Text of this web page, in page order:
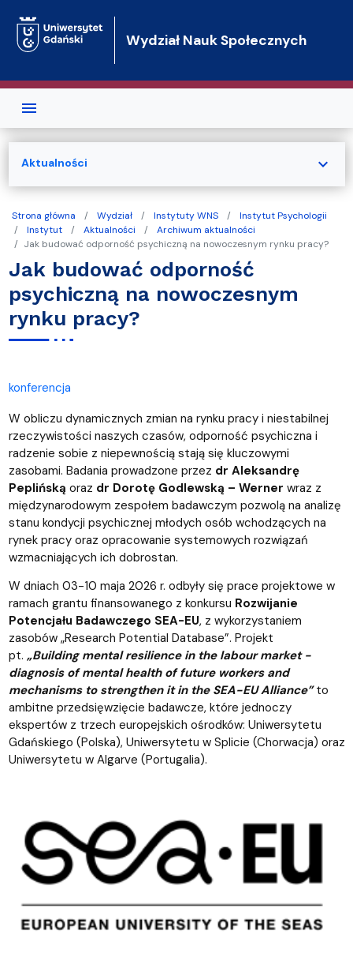
Wydział Nauk Społecznych
Strona główna Wydział Instytuty WNS
Instytut Psychologii
Instytut
Aktualności
Archiwum aktualności
Jak budować odporność psychiczną na nowoczesnym rynku pracy?
Jak budować odporność
psychiczną na nowoczesnym
rynku pracy?
konferencja
W obliczu dynamicznych zmian na rynku pracy i niestabilnej
rzeczywistości naszych czasów, odporność psychiczna i
radzenie sobie z niepewnością stają się kluczowymi
zasobami. Badania prowadzone przez dr Aleksandrę
Peplińską oraz dr Dorotę Godlewską – Werner wraz z
międzynarodowym zespołem badawczym pozwolą na analizę
stanu kondycji psychicznej młodych osób wchodzących na
rynek pracy oraz opracowanie systemowych rozwiązań
wzmacniających ich dobrostan.
W dniach 03-10 maja 2026 r. odbyły się prace projektowe w
ramach grantu finansowanego z konkursu Rozwijanie
Potencjału Badawczego SEA-EU, z wykorzystaniem
zasobów „Research Potential Database”. Projekt
pt. „Building mental resilience in the labour market -
diagnosis of mental health of future workers and
mechanisms to strengthen it in the SEA-EU Alliance”to
ambitne przedsięwzięcie badawcze, które jednoczy
ekspertów z trzech europejskich ośrodków: Uniwersytetu
Gdańskiego (Polska), Uniwersytetu w Splicie (Chorwacja) oraz
Uniwersytetu w Algarve (Portugalia).
Aktualności expand_more